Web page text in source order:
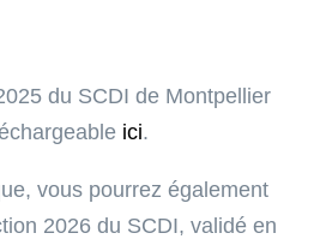
du SCDI de Montpellier
ici.
vous pourrez également
2026 du SCDI, validé en